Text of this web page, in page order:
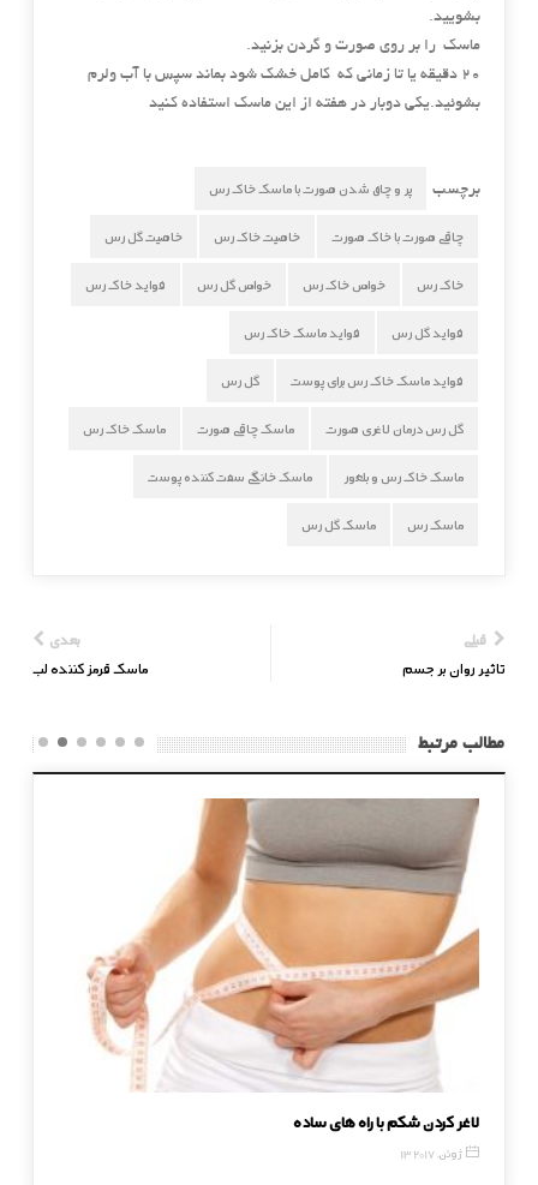
بشویید.
ماسک را بر روی صورت و گردن بزنید.
۲۰ دقیقه یا تا زمانی که کامل خشک شود بماند سپس با آب ولرم
بشوئید.یکی دوبار در هفته از این ماسک استفاده کنید
برچسب پر و چاق شدن صورت با ماسک خاک رس
چاقی صورت با خاک صورت خاصیت خاک رس خاصیت گل رس
خاک رس خواص خاک رس خواص گل رس فواید خاک رس
فواید گل رس فواید ماسک خاک رس
فواید ماسک خاک رس برای پوست گل رس
گل رس درمان لاغری صورت ماسک چاقی صورت ماسک خاک رس
ماسک خاک رس و بلغور ماسک خانگی سفت کننده پوست
ماسک رس ماسک گل رس
قبلی
تاثیر روان بر جسم
بعدی
ماسک قرمز کننده لب
مطالب مرتبط
لاغر کردن شکم با راه های ساده
13 ژوئن, 2017